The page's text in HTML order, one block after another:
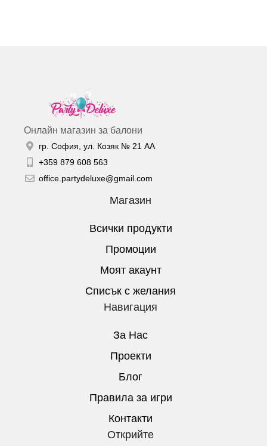
Онлайн магазин за балони
гр. София, ул. Козяк № 21 АА
+359 879 608 563
office.partydeluxe@gmail.com
Магазин
Всички продукти
Промоции
Моят акаунт
Списък с желания
Навигация
За Нас
Проекти
Блог
Правила за игри
Контакти
Открийте